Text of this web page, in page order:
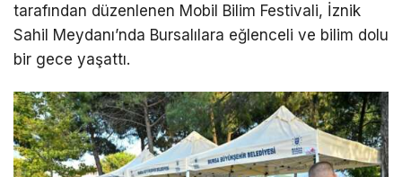
tarafından düzenlenen Mobil Bilim Festivali, İznik
Sahil Meydanı’nda Bursalılara eğlenceli ve bilim dolu
bir gece yaşattı.